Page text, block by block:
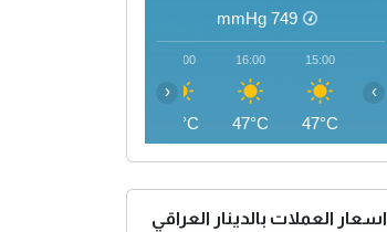
749
mmHg
15:00
47°C
16:00
47°C
17:00
46°C
‹ ›
اسعار العملات بالدينار العراقي